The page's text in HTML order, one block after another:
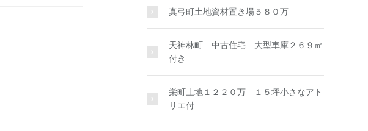
真弓町土地資材置き場５８０万
天神林町 中古住宅 大型車庫２６９㎡
付き
栄町土地１２２０万 １５坪小さなアト
リエ付